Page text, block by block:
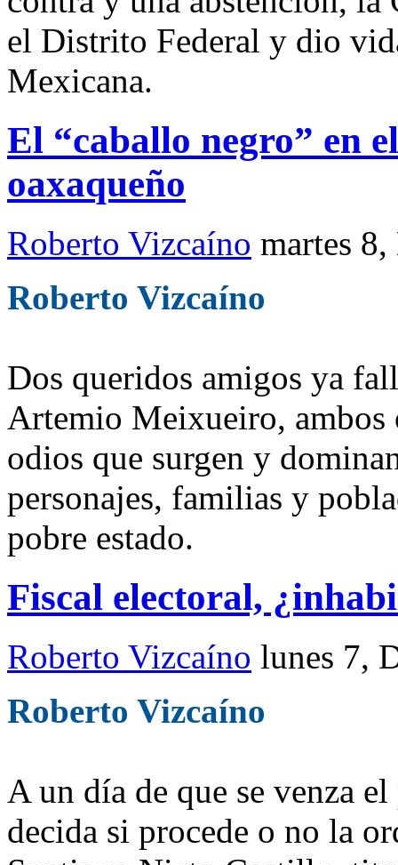
el Distrito Federal y dio
Mexicana.
El “caballo negro” en
oaxaqueño
Roberto Vizcaíno martes
Roberto Vizcaíno
Dos queridos amigos ya
Artemio Meixueiro, ambos
odios que surgen y
personajes, familias y
pobre estado.
Fiscal electoral,
Roberto Vizcaíno lunes 7,
Roberto Vizcaíno
A un día de que se venza
decida si procede o no la